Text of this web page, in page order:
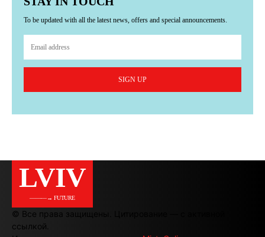
To be updated with all the latest news, offers and special announcements.
SIGN UP
LVIV
———→ FUTURE
© Все права защищены. Цитирование — с активной
ссылкой.